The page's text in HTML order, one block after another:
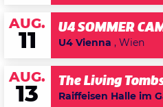
AUG.
11
U4 SOMMER
U4 Vienna , Wien
AUG.
13
The Living
Raiffeisen Halle im